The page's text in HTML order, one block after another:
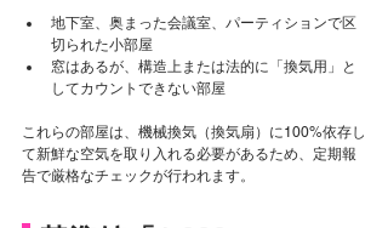
地下室、奥まった会議室、パーティションで区
切られた小部屋
窓はあるが、構造上または法的に「換気用」と
してカウントできない部屋
これらの部屋は、機械換気（換気扇）に100%依存し
て新鮮な空気を取り入れる必要があるため、定期報
告で厳格なチェックが行われます。